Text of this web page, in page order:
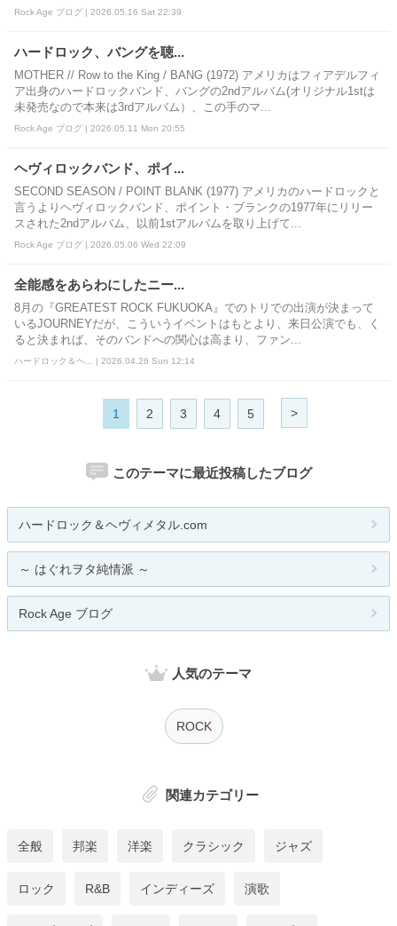
Rock Age ブログ | 2026.05.16 Sat 22:39
ハードロック、バングを聴...
MOTHER // Row to the King / BANG (1972) アメリカはフィアデルフィ
ア出身のハードロックバンド、バングの2ndアルバム(オリジナル1stは
未発売なので本来は3rdアルバム）、この手のマ...
Rock Age ブログ | 2026.05.11 Mon 20:55
ヘヴィロックバンド、ポイ...
SECOND SEASON / POINT BLANK (1977) アメリカのハードロックと
言うよりヘヴィロックバンド、ポイント・ブランクの1977年にリリー
スされた2ndアルバム、以前1stアルバムを取り上げて...
Rock Age ブログ | 2026.05.06 Wed 22:09
全能感をあらわにしたニー...
8月の『GREATEST ROCK FUKUOKA』でのトリでの出演が決まって
いるJOURNEYだが、こういうイベントはもとより、来日公演でも、く
ると決まれば、そのバンドへの関心は高まり、ファン...
ハードロック＆ヘ... | 2026.04.26 Sun 12:14
1 2 3 4 5 >
このテーマに最近投稿したブログ
ハードロック＆ヘヴィメタル.com
～ はぐれヲタ純情派 ～
Rock Age ブログ
人気のテーマ
ROCK
関連カテゴリー
全般 邦楽 洋楽 クラシック ジャズ
ロック R&B インディーズ 演歌